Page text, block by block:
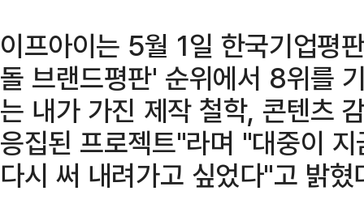
이프아이는 5월 1일 한국기업평
돌 브랜드평판' 순위에서 8위를
는 내가 가진 제작 철학, 콘텐츠
응집된 프로젝트"라며 "대중이
다시 써 내려가고 싶었다"고 밝혔